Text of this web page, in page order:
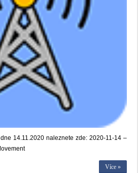
14.11.2020 naleznete zde: 2020-11-14 –
Více »